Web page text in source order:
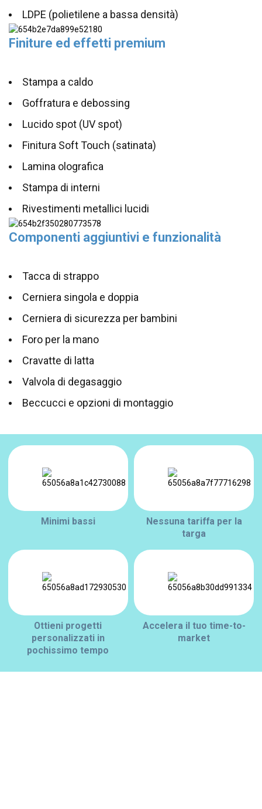
LDPE (polietilene a bassa densità)
Finiture ed effetti premium
Stampa a caldo
Goffratura e debossing
Lucido spot (UV spot)
Finitura Soft Touch (satinata)
Lamina olografica
Stampa di interni
Rivestimenti metallici lucidi
Componenti aggiuntivi e funzionalità
Tacca di strappo
Cerniera singola e doppia
Cerniera di sicurezza per bambini
Foro per la mano
Cravatte di latta
Valvola di degasaggio
Beccucci e opzioni di montaggio
Minimi bassi
Nessuna tariffa per la
targa
Ottieni progetti
personalizzati in
pochissimo tempo
Accelera il tuo time-to-
market